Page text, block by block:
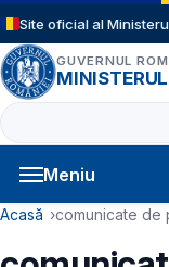
Sari la conținutul
Site oficial al
GUVERNUL
Caută
Meniu
Navigație
Cale de
Acasă comunicate de